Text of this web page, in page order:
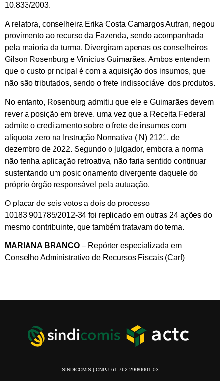
10.833/2003.
A relatora, conselheira Erika Costa Camargos Autran, negou
provimento ao recurso da Fazenda, sendo acompanhada
pela maioria da turma. Divergiram apenas os conselheiros
Gilson Rosenburg e Vinícius Guimarães. Ambos entendem
que o custo principal é com a aquisição dos insumos, que
não são tributados, sendo o frete indissociável dos produtos.
No entanto, Rosenburg admitiu que ele e Guimarães devem
rever a posição em breve, uma vez que a Receita Federal
admite o creditamento sobre o frete de insumos com
alíquota zero na Instrução Normativa (IN) 2121, de
dezembro de 2022. Segundo o julgador, embora a norma
não tenha aplicação retroativa, não faria sentido continuar
sustentando um posicionamento divergente daquele do
próprio órgão responsável pela autuação.
O placar de seis votos a dois do processo
10183.901785/2012-34 foi replicado em outras 24 ações do
mesmo contribuinte, que também tratavam do tema.
MARIANA BRANCO – Repórter especializada em
Conselho Administrativo de Recursos Fiscais (Carf)
SINDICOMIS | CNPJ: 61.762.290/0001-03